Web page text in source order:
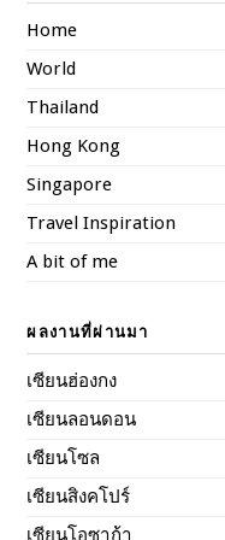
Home
World
Thailand
Hong Kong
Singapore
Travel Inspiration
A bit of me
ผลงานที่ผ่านมา
เซียนฮ่องกง
เซียนลอนดอน
เซียนโซล
เซียนสิงคโปร์
เซียนโอซาก้า